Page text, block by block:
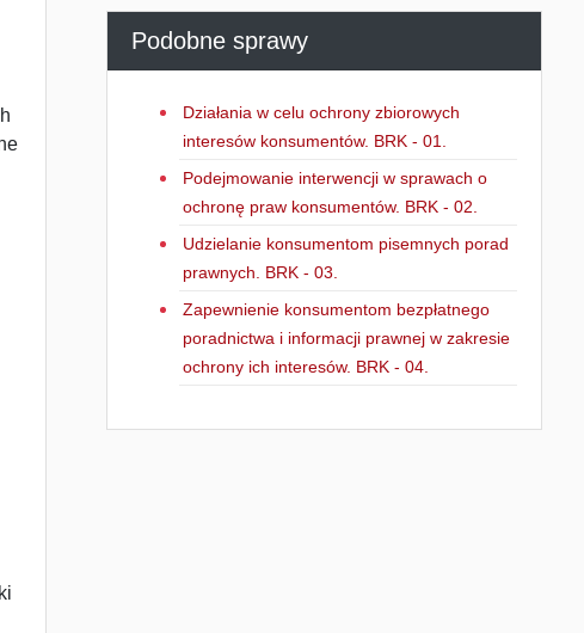
Podobne sprawy
Działania w celu ochrony zbiorowych
interesów konsumentów. BRK - 01.
Podejmowanie interwencji w sprawach o
ochronę praw konsumentów. BRK - 02.
Udzielanie konsumentom pisemnych porad
prawnych. BRK - 03.
Zapewnienie konsumentom bezpłatnego
poradnictwa i informacji prawnej w zakresie
ochrony ich interesów. BRK - 04.